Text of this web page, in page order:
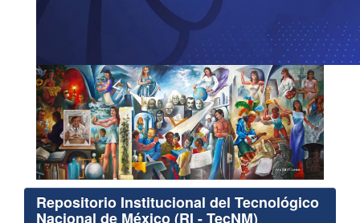
Repositorio Institucional del Tecnológico
Nacional de México (RI - TecNM)